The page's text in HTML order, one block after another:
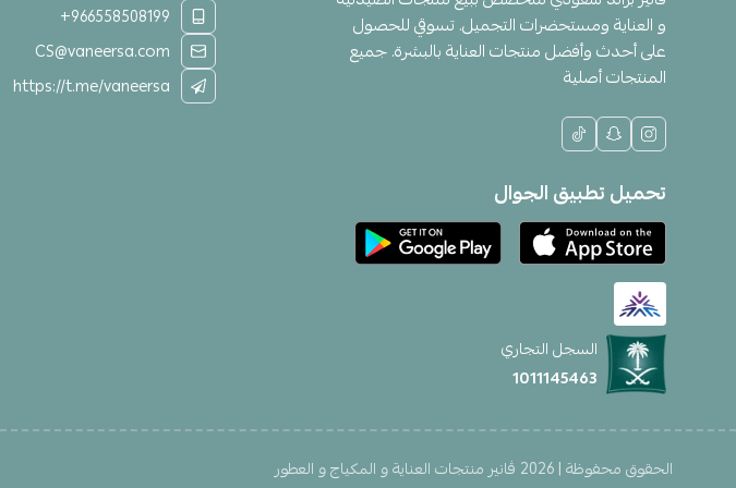
و العناية ومستحضرات التجميل. تسوقي للحصول
على أحدث وأفضل منتجات العناية بالبشرة. جميع
المنتجات أصلية
تحميل تطبيق الجوال
السجل التجاري
1011145463
+966558508199
CS@vaneersa.com
https://t.me/vaneersa
الحقوق محفوظة | 2026 ڤانير منتجات العناية و المكياج و العطور